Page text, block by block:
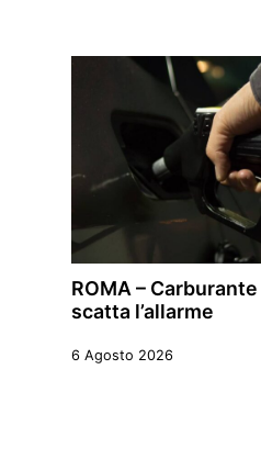
ROMA –
scatta l’allarme
6 Agosto 2026